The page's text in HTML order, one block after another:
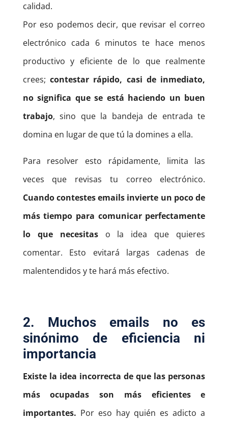
calidad.
Por eso podemos decir, que revisar el correo
electrónico cada 6 minutos te hace menos
productivo y eficiente de lo que realmente
crees;contestar rápido, casi de inmediato,
no significa que se está haciendo un buen
trabajo, sino que la bandeja de entrada te
domina en lugar de que tú la domines a ella.
Para resolver esto rápidamente, limita las
veces que revisas tu correo electrónico.
Cuando contestes emails invierte un poco de
más tiempo para comunicar perfectamente
lo que necesitaso la idea que quieres
comentar. Esto evitará largas cadenas de
malentendidos y te hará más efectivo.
2. Muchos emails no es
sinónimo de eficiencia ni
importancia
Existe la idea incorrecta de que las personas
más ocupadas son más eficientes e
importantes. Por eso hay quién es adicto a